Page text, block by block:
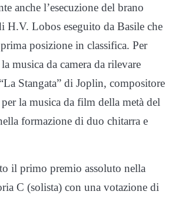
anche l’esecuzione del brano
H.V. Lobos eseguito da Basile che
posizione in classifica. Per
musica da camera da rilevare
Stangata” di Joplin, compositore
la musica da film della metà del
formazione di duo chitarra e
il primo premio assoluto nella
C (solista) con una votazione di